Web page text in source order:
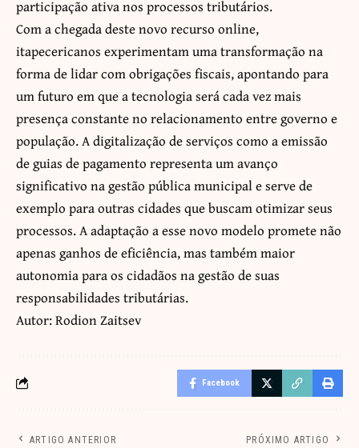
participação ativa nos processos tributários.
Com a chegada deste novo recurso online,
itapecericanos experimentam uma transformação na
forma de lidar com obrigações fiscais, apontando para
um futuro em que a tecnologia será cada vez mais
presença constante no relacionamento entre governo e
população. A digitalização de serviços como a emissão
de guias de pagamento representa um avanço
significativo na gestão pública municipal e serve de
exemplo para outras cidades que buscam otimizar seus
processos. A adaptação a esse novo modelo promete não
apenas ganhos de eficiência, mas também maior
autonomia para os cidadãos na gestão de suas
responsabilidades tributárias.
Autor: Rodion Zaitsev
Facebook
ARTIGO ANTERIOR PRÓXIMO ARTIGO